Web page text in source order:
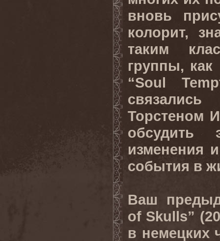
вновь
колорит,
таким
группы, как
“Soul
Торстеном
обсудить
изменения
события в
Ваш
of Skulls”
в немецких